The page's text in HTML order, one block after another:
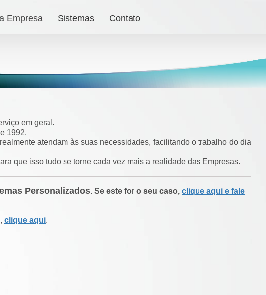
Empresa Sistemas Contato
em geral.
1992.
atendam às suas necessidades, facilitando o trabalho do dia
que isso tudo se torne cada vez mais a realidade das Empresas.
Personalizados. Se este for o seu caso, clique aqui e fale
, clique aqui.